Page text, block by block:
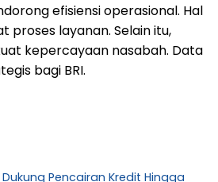
efisiensi operasional. Hal
proses layanan. Selain itu,
kepercayaan nasabah. Data
bagi BRI.
Pencairan Kredit Hingga